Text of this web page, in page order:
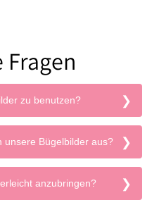
Fragen
zu benutzen?
unsere Bügelbilder aus?
anzubringen?